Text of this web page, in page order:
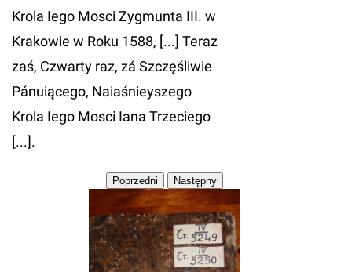
Krola Iego Mosci Zygmunta III. w
Krakowie w Roku 1588, [...] Teraz
zaś, Czwarty raz, zá Szczęśliwie
Pánuiącego, Naiaśnieyszego
Krola Iego Mosci Iana Trzeciego
[...].